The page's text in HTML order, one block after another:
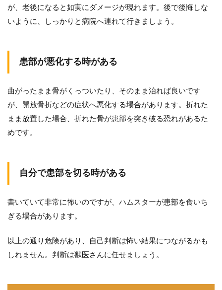
が、老後になると如実にダメージが現れます。後で後悔しな
いように、しっかりと病院へ連れて行きましょう。
患部が悪化する時がある
曲がったまま骨がくっついたり、そのまま治れば良いです
が、開放骨折などの症状へ悪化する場合があります。折れた
まま放置した場合、折れた骨が患部を突き破る恐れがあるた
めです。
自分で患部を切る時がある
書いていて非常に怖いのですが、ハムスターが患部を食いち
ぎる場合があります。
以上の通り危険があり、自己判断は怖い結果につながるかも
しれません。判断は獣医さんに任せましょう。